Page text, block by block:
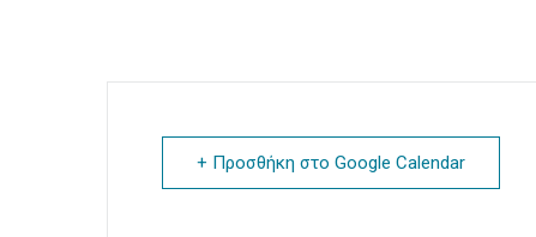
+ Προσθήκη στο Google Calendar